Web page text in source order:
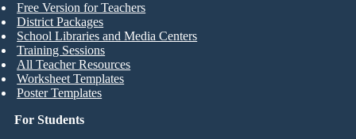
For Students
Free Version for Teachers
District Packages
School Libraries and Media Centers
Training Sessions
All Teacher Resources
Worksheet Templates
Poster Templates